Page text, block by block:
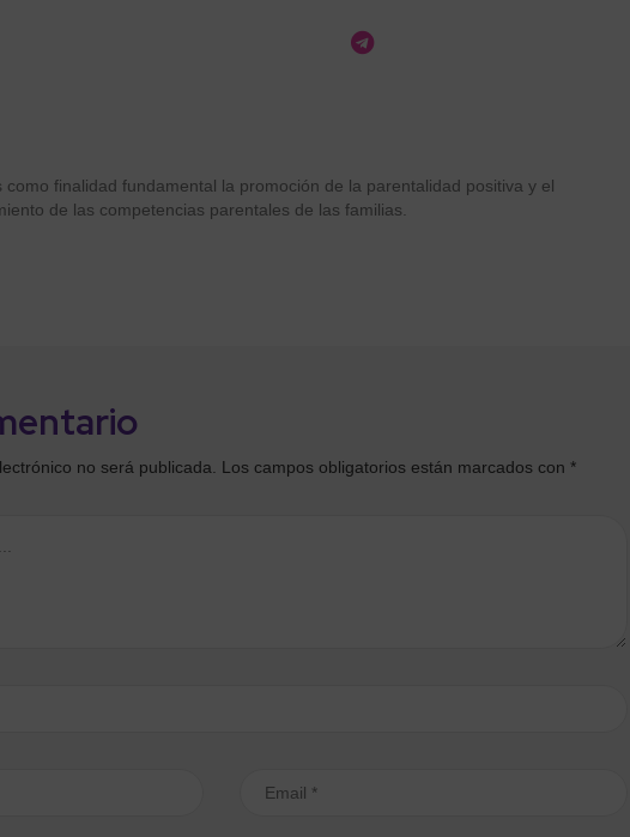
como finalidad fundamental la promoción de la parentalidad positiva y el
de las competencias parentales de las familias.
no será publicada. Los campos obligatorios están marcados con *